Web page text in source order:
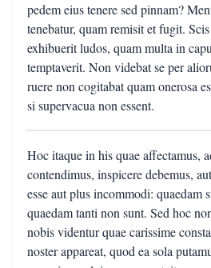
pedem eius tenere sed pinnam?
tenebatur, quam remisit et fugit.
exhibuerit ludos, quam multa in
temptaverit. Non videbat se per
ruere non cogitabat quam onerosa
si supervacua non essent.
Hoc itaque in his quae affectamus,
contendimus, inspicere debemus,
esse aut plus incommodi: quaedam
quaedam tanti non sunt. Sed hoc
nobis videntur quae carissime
noster appareat, quod ea sola